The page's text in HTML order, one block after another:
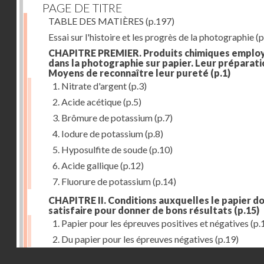
PAGE DE TITRE
TABLE DES MATIÈRES (p.197)
Essai sur l'histoire et les progrès de la photographie
CHAPITRE PREMIER. Produits chimiques
dans la photographie sur papier. Leur
Moyens de reconnaître leur pureté (p.1)
1. Nitrate d'argent(p.3)
2. Acide acétique(p.5)
3. Brômure de potassium(p.7)
4. Iodure de potassium(p.8)
5. Hyposulfite de soude(p.10)
6. Acide gallique(p.12)
7. Fluorure de potassium(p.14)
CHAPITRE II. Conditions auxquelles le papier
satisfaire pour donner de bons résultats (p.15)
1. Papier pour les épreuves positives et négatives
2. Du papier pour les épreuves négatives (p.19)